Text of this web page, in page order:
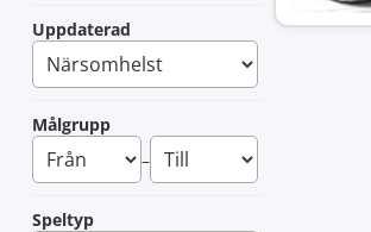
Uppdaterad
Målgrupp
–
Speltyp